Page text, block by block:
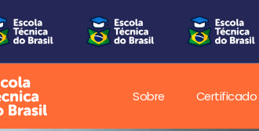
Sobre Certificado